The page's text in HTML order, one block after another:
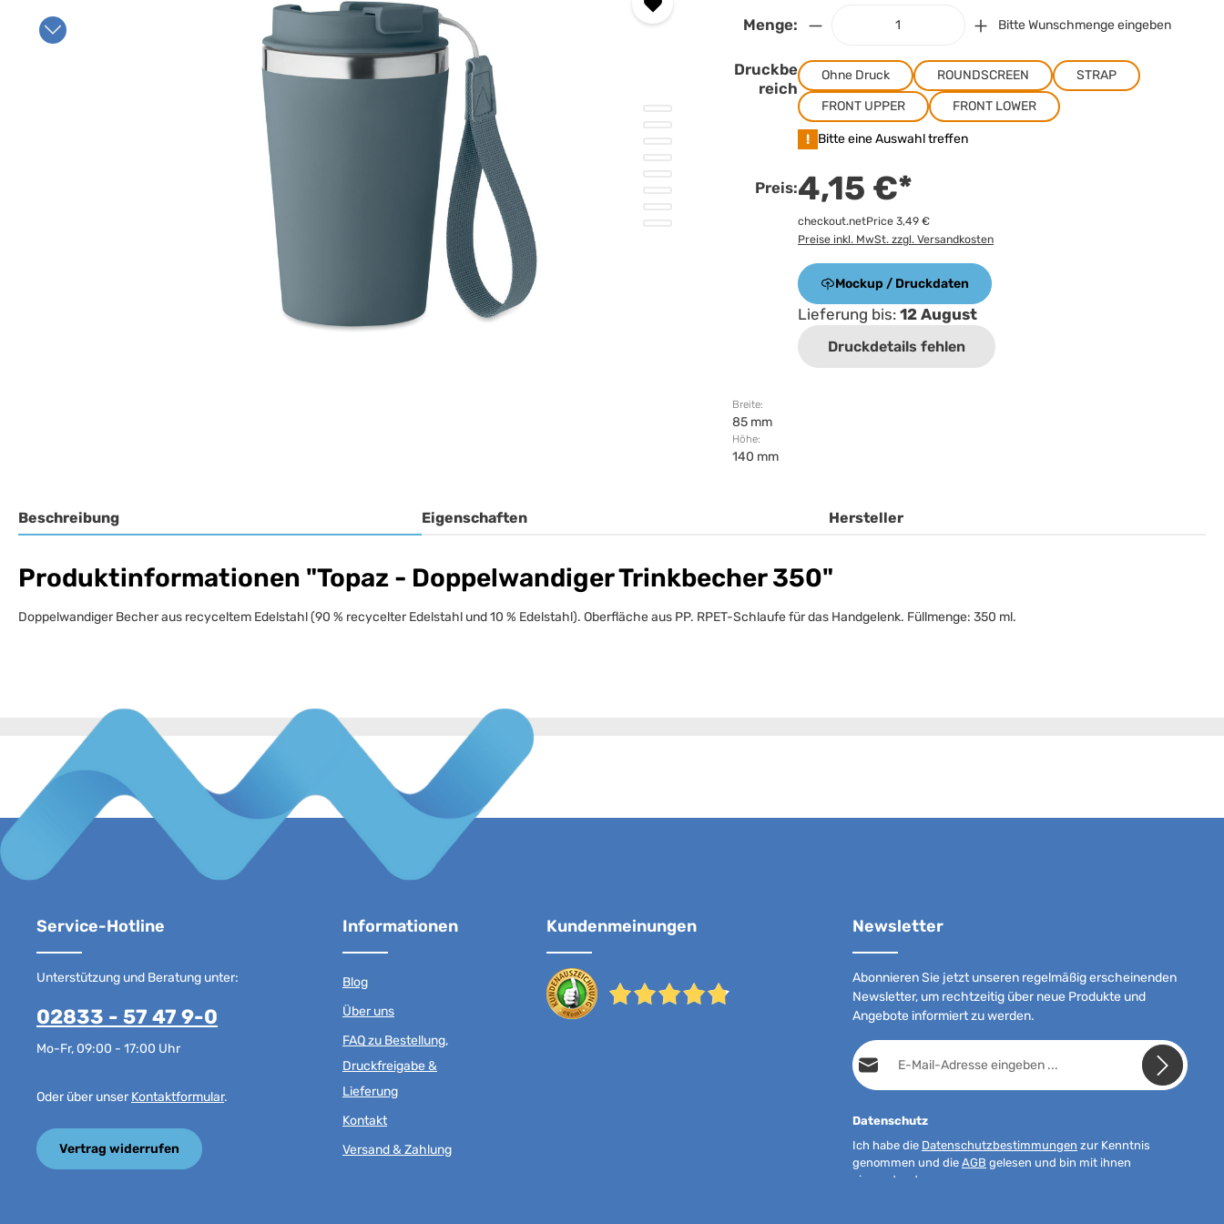
Menge: Bitte Wunschmenge eingeben
Druckbe
reich
Ohne Druck ROUNDSCREEN
STRAP
FRONT UPPER
FRONT LOWER
! Bitte eine Auswahl treffen
Preis:4,15 €*
checkout.netPrice 3,49 €
Preise inkl. MwSt. zzgl. Versandkosten
Mockup / Druckdaten
Lieferung bis: 12 August
Druckdetails fehlen
Breite:
85 mm
Höhe:
140 mm
Beschreibung Eigenschaften Hersteller
Produktinformationen "Topaz - Doppelwandiger Trinkbecher 350"
Doppelwandiger Becher aus recyceltem Edelstahl (90 % recycelter Edelstahl und 10 % Edelstahl). Oberfläche aus PP. RPET-Schlaufe für das Handgelenk. Füllmenge: 350 ml.
Service-Hotline
Unterstützung und Beratung unter:
02833 - 57 47 9-0
Mo-Fr, 09:00 - 17:00 Uhr
Oder über unserKontaktformular.
Vertrag widerrufen
Informationen
Blog
Über uns
FAQ zu Bestellung,
Druckfreigabe &
Lieferung
Kontakt
Versand & Zahlung
Kundenmeinungen Newsletter
Abonnieren Sie jetzt unseren regelmäßig erscheinenden
Newsletter, um rechtzeitig über neue Produkte und
Angebote informiert zu werden.
E-Mail-Adresse*
Datenschutz
Ich habe die Datenschutzbestimmungen zur Kenntnis
genommen und die AGB gelesen und bin mit ihnen
einverstanden.